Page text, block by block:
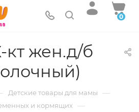
0
кт жен.д/б
Детские товары для мамы —
и кормящих —